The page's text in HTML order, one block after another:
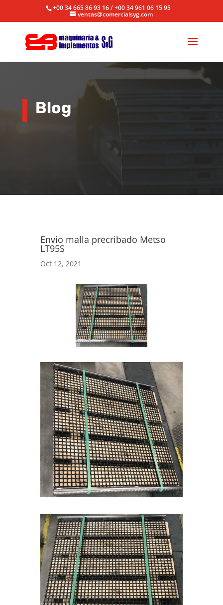
+00 34 665 86 93 16 / +00 34 961 06 15 95
ventas@comercialsyg.com
Blog
Envio malla precribado Metso
LT95S
Oct 12, 2021